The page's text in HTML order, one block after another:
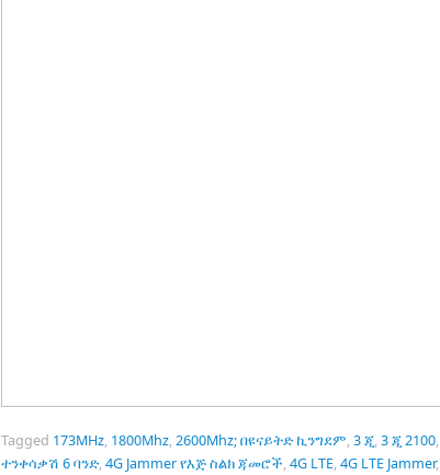
Tagged 173MHz, 1800Mhz,2600Mhz; በዩናይትድ ኪንግደም,3 ጂ,3 ጂ 2100,
ተንቀሳቃሽ 6 ባንድ,4G Jammer የእጅ ስልክ ጃመሮች,4G LTE,4G LTE Jammer,